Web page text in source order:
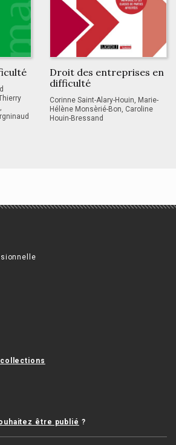
Droit des entreprises en
difficulté
Corinne Saint-Alary-Houin, Marie-
Hélène Monsèrié-Bon, Caroline
Houin-Bressand
être publié ?